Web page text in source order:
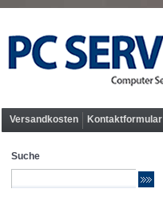
Versandkosten Kontaktformular
Suche